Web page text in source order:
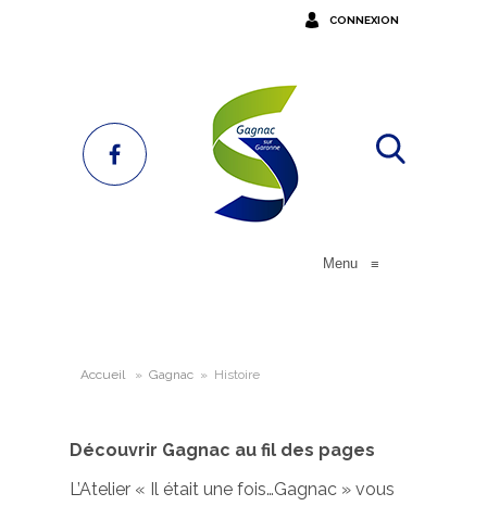
CONNEXION
Menu ≡
Accueil » Gagnac » Histoire
Découvrir Gagnac au fil des pages
L’Atelier « Il était une fois…Gagnac » vous